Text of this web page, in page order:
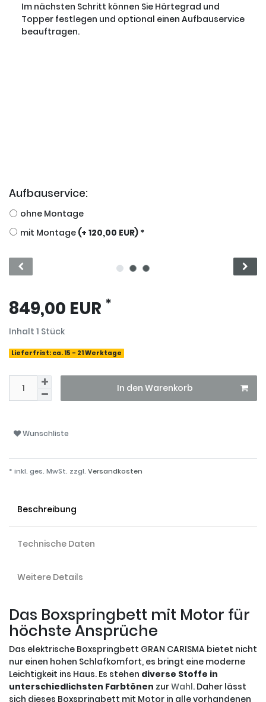
Im nächsten Schritt können Sie Härtegrad und
Topper festlegen und optional einen Aufbauservice
beauftragen.
Aufbauservice:
ohne Montage
mit Montage (+ 120,00 EUR) *
849,00 EUR *
Inhalt 1 Stück
Lieferfrist: ca. 15 - 21 Werktage
In den Warenkorb
Wunschliste
* inkl. ges. MwSt. zzgl. Versandkosten
Beschreibung
Technische Daten
Weitere Details
Das Boxspringbett mit Motor für
höchste Ansprüche
Das elektrische Boxspringbett GRAN CARISMA bietet nicht
nur einen hohen Schlafkomfort, es bringt eine moderne
Leichtigkeit ins Haus. Es stehen diverse Stoffe in
unterschiedlichsten Farbtönen zurWahl. Daher lässt
sich dieses Boxspringbett mit Motor in alle vorhandenen